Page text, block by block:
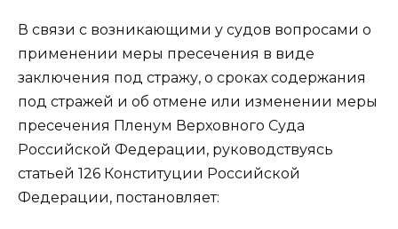
В связи с возникающими у судов вопросами о
применении меры пресечения в виде
заключения под стражу, о сроках содержания
под стражей и об отмене или изменении меры
пресечения Пленум Верховного Суда
Российской Федерации, руководствуясь
статьей 126 Конституции Российской
Федерации, постановляет: